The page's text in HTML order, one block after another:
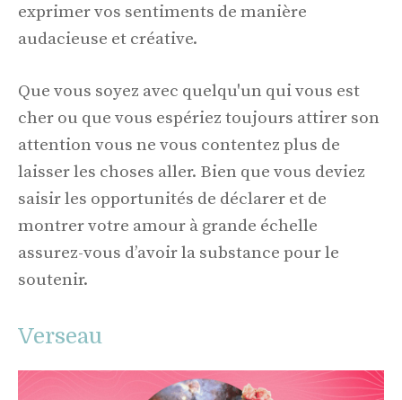
exprimer vos sentiments de manière
audacieuse et créative.
Que vous soyez avec quelqu'un qui vous est
cher ou que vous espériez toujours attirer son
attention vous ne vous contentez plus de
laisser les choses aller. Bien que vous deviez
saisir les opportunités de déclarer et de
montrer votre amour à grande échelle
assurez-vous d’avoir la substance pour le
soutenir.
Verseau